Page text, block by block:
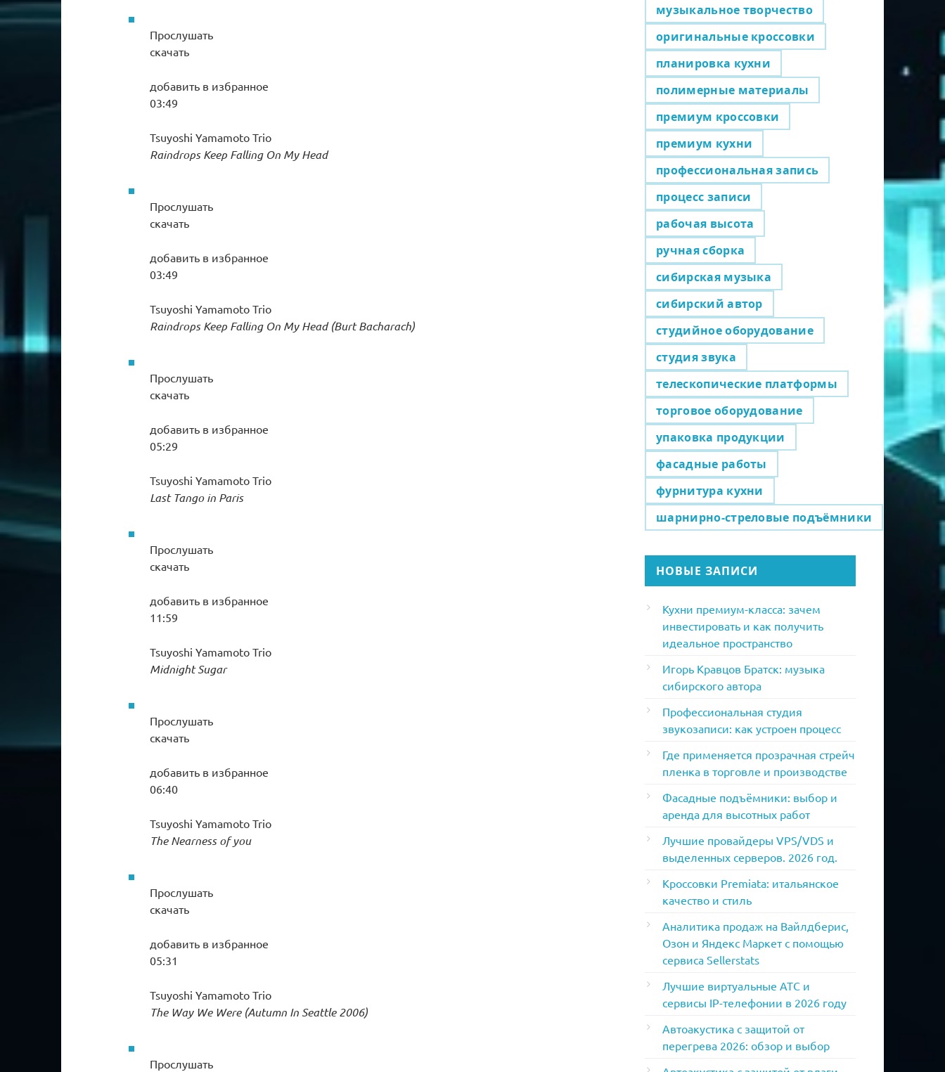
Прослушать
скачать
добавить в избранное
03:49
Tsuyoshi Yamamoto Trio
Raindrops Keep Falling On My Head
Прослушать
скачать
добавить в избранное
03:49
Tsuyoshi Yamamoto Trio
Raindrops Keep Falling On My Head (Burt Bacharach)
Прослушать
скачать
добавить в избранное
05:29
Tsuyoshi Yamamoto Trio
Last Tango in Paris
Прослушать
скачать
добавить в избранное
11:59
Tsuyoshi Yamamoto Trio
Midnight Sugar
Прослушать
скачать
добавить в избранное
06:40
Tsuyoshi Yamamoto Trio
The Nearness of you
Прослушать
скачать
добавить в избранное
05:31
Tsuyoshi Yamamoto Trio
The Way We Were (Autumn In Seattle 2006)
Прослушать
музыкальное творчество
оригинальные кроссовки
планировка кухни
полимерные материалы
премиум кроссовки
премиум кухни
профессиональная запись
процесс записи
рабочая высота
ручная сборка
сибирская музыка
сибирский автор
студийное оборудование
студия звука
телескопические платформы
торговое оборудование
упаковка продукции
фасадные работы
фурнитура кухни
шарнирно-стреловые подъёмники
НОВЫЕ ЗАПИСИ
Кухни премиум-класса: зачем
инвестировать и как получить
идеальное пространство
Игорь Кравцов Братск: музыка
сибирского автора
Профессиональная студия
звукозаписи: как устроен процесс
Где применяется прозрачная стрейч
пленка в торговле и производстве
Фасадные подъёмники: выбор и
аренда для высотных работ
Лучшие провайдеры VPS/VDS и
выделенных серверов. 2026 год.
Кроссовки Premiata: итальянское
качество и стиль
Аналитика продаж на Вайлдберис,
Озон и Яндекс Маркет с помощью
сервиса Sellerstats
Лучшие виртуальные АТС и
сервисы IP-телефонии в 2026 году
Автоакустика с защитой от
перегрева 2026: обзор и выбор